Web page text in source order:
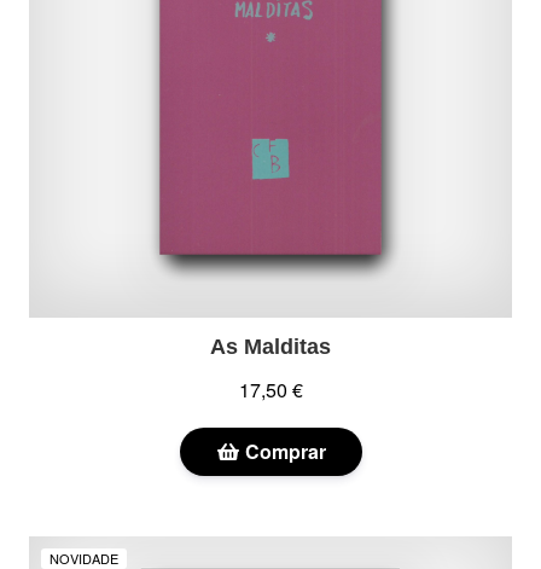
As Malditas
17,50 €
Comprar
NOVIDADE